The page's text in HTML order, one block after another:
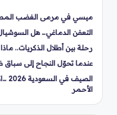
ميسي في مرمى الغضب المصري.. 90 دقيقة هزّت عرش
التعفن الدماغي… هل
رحلة بين أطلال الذكريات..
عندما تحوّل النجاح إلى سباق
الأحمر